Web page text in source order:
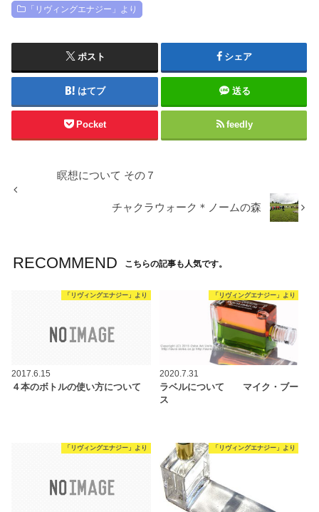
「リヴィングエナジー」より
ポスト シェア
はてブ 送る
Pocket feedly
瞑想について その７
チャクラウォーク＊ノームの森
RECOMMEND こちらの記事も人気です。
「リヴィングエナジー」より
2017.6.15
４本のボトルの使い方について
「リヴィングエナジー」より
2020.7.31
ラベルについて マイク・ブー
ス
「リヴィングエナジー」より 「リヴィングエナジー」より